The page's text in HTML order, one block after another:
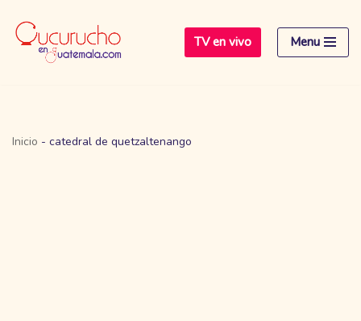
Saltar
TV en vivo Menu
Inicio - catedral de quetzaltenango